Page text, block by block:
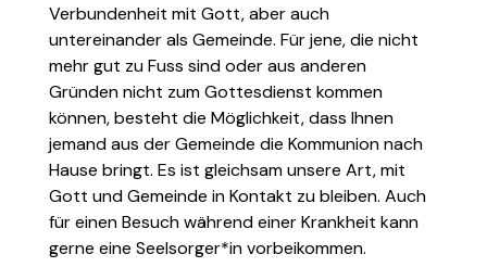
Verbundenheit mit Gott, aber auch
untereinander als Gemeinde. Für jene, die nicht
mehr gut zu Fuss sind oder aus anderen
Gründen nicht zum Gottesdienst kommen
können, besteht die Möglichkeit, dass Ihnen
jemand aus der Gemeinde die Kommunion nach
Hause bringt. Es ist gleichsam unsere Art, mit
Gott und Gemeinde in Kontakt zu bleiben. Auch
für einen Besuch während einer Krankheit kann
gerne eine Seelsorger*in vorbeikommen.